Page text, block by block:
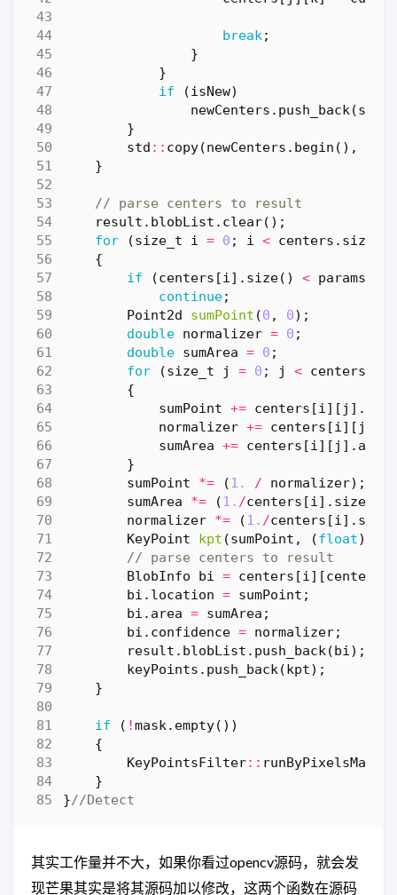
break;
}
}
if
(isNew)
newCenters . push_back(std
}
std :: copy(newCenters . begin (),
}
result . blobList . clear();
for
(size_t i = 0 ; i < centers . size
{
if
(centers [i]. size() < params
continue;
Point2d
sumPoint (0 , 0);
double normalizer = 0 ;
double sumArea = 0 ;
for
(size_t j = 0 ; j < centers
{
sumPoint += centers [i][ j ].
normalizer += centers [i][ j
sumArea += centers [i][ j ]. area
}
sumPoint
*= ( 1. / normalizer);
sumArea
*= ( 1. /centers [i]. size
normalizer *= ( 1. /centers [i]. size
KeyPoint
kpt (sumPoint , (float)(
BlobInfo
bi = centers [i][centers
bi . location = sumPoint ;
bi . area = sumArea ;
bi . confidence = normalizer;
result . blobList . push_back(bi);
keyPoints . push_back(kpt);
}
if ( !mask. empty())
{
KeyPointsFilter:: runByPixelsMask
}
}
其实工作量并不大，如果你看过opencv源码，就会发
现芒果其实是将其源码加以修改，这两个函数在源码